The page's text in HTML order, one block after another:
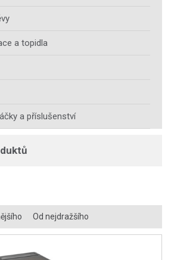
a topidla
a příslušenství
Od nejdražšího